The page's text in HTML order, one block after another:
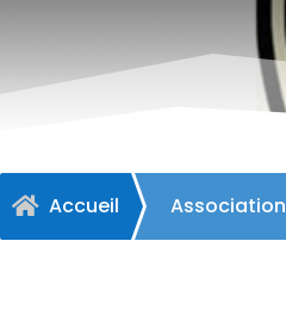
 Accueil Association